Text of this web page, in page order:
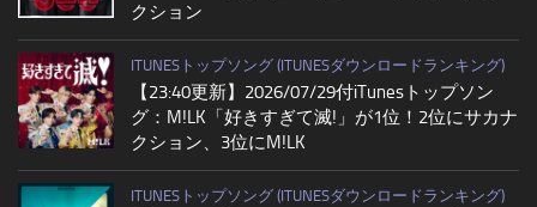
クション
ITUNESトップソング (ITUNESダウンロードランキング)
【23:40更新】2026/07/29付iTunesトップソン
グ：M!LK「好きすぎて滅!」が1位！2位にサカナ
クション、3位にM!LK
ITUNESトップソング (ITUNESダウンロードランキング)